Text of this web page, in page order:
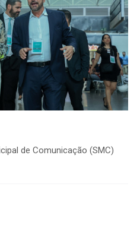
de Comunicação (SMC)